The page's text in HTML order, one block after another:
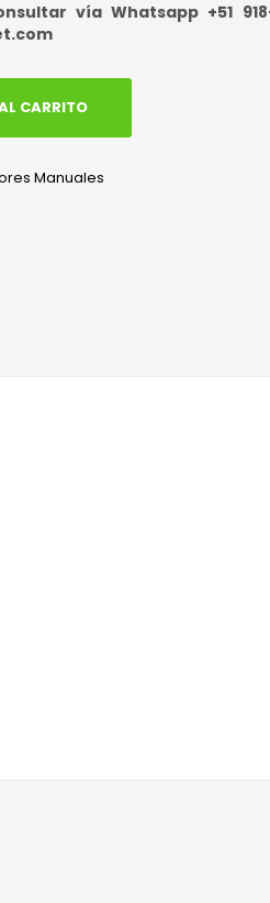
vía Whatsapp +51
CARRITO
Manuales